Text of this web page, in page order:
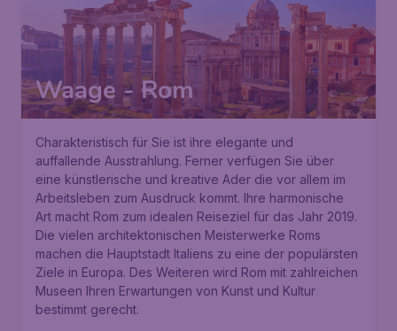
Waage - Rom
Charakteristisch für Sie ist ihre elegante und
auffallende Ausstrahlung. Ferner verfügen Sie über
eine künstlerische und kreative Ader die vor allem im
Arbeitsleben zum Ausdruck kommt. Ihre harmonische
Art macht Rom zum idealen Reiseziel für das Jahr 2019.
Die vielen architektonischen Meisterwerke Roms
machen die Hauptstadt Italiens zu eine der populärsten
Ziele in Europa. Des Weiteren wird Rom mit zahlreichen
Museen Ihren Erwartungen von Kunst und Kultur
bestimmt gerecht.